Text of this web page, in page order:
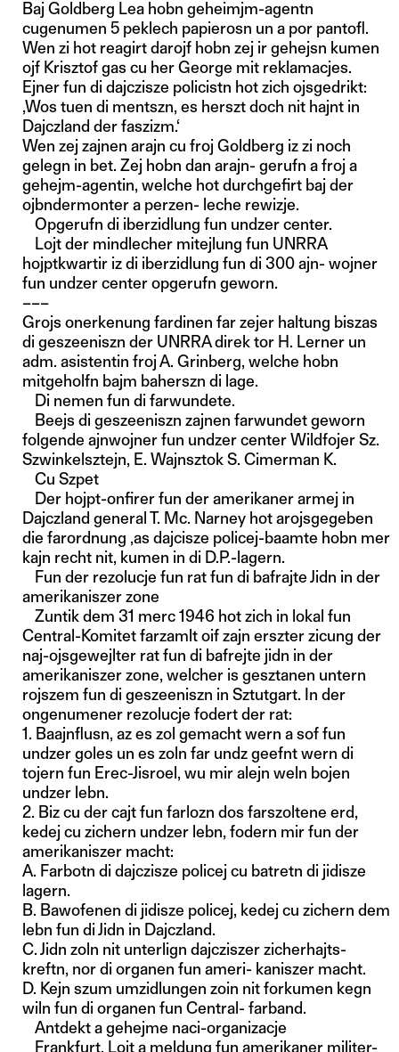
Baj Goldberg Lea hobn geheimjm-agentn
cugenumen 5 peklech papierosn un a por pantofl.
Wen zi hot reagirt darojf hobn zej ir gehejsn kumen
ojf Krisztof gas cu her George mit reklamacjes.
Ejner fun di dajczisze policistn hot zich ojsgedrikt:
,Wos tuen di mentszn, es herszt doch nit hajnt in
Dajczland der faszizm.‘
Wen zej zajnen arajn cu froj Goldberg iz zi noch
gelegn in bet. Zej hobn dan arajn- gerufn a froj a
gehejm-agentin, welche hot durchgefirt baj der
ojbndermonter a perzen- leche rewizje.
Opgerufn di iberzidlung fun undzer center.
Lojt der mindlecher mitejlung fun UNRRA
hojptkwartir iz di iberzidlung fun di 300 ajn- wojner
fun undzer center opgerufn geworn.
–––
Grojs onerkenung fardinen far zejer haltung biszas
di geszeeniszn der UNRRA direk tor H. Lerner un
adm. asistentin froj A. Grinberg, welche hobn
mitgeholfn bajm baherszn di lage.
Di nemen fun di farwundete.
Beejs di geszeeniszn zajnen farwundet geworn
folgende ajnwojner fun undzer center Wildfojer Sz.
Szwinkelsztejn, E. Wajnsztok S. Cimerman K.
Cu Szpet
Der hojpt-onfirer fun der amerikaner armej in
Dajczland general T. Mc. Narney hot arojsgegeben
die farordnung ,as dajcisze policej-baamte hobn mer
kajn recht nit, kumen in di D.P.-lagern.
Fun der rezolucje fun rat fun di bafrajte Jidn in der
amerikaniszer zone
Zuntik dem 31 merc 1946 hot zich in lokal fun
Central-Komitet farzamlt oif zajn erszter zicung der
naj-ojsgewejlter rat fun di bafrejte jidn in der
amerikaniszer zone, welcher is gesztanen untern
rojszem fun di geszeeniszn in Sztutgart. In der
ongenumener rezolucje fodert der rat:
1. Baajnflusn, az es zol gemacht wern a sof fun
undzer goles un es zoln far undz geefnt wern di
tojern fun Erec-Jisroel, wu mir alejn weln bojen
undzer lebn.
2. Biz cu der cajt fun farlozn dos farszoltene erd,
kedej cu zichern undzer lebn, fodern mir fun der
amerikaniszer macht:
A. Farbotn di dajczisze policej cu batretn di jidisze
lagern.
B. Bawofenen di jidisze policej, kedej cu zichern dem
lebn fun di Jidn in Dajczland.
C. Jidn zoln nit unterlign dajcziszer zicherhajts-
kreftn, nor di organen fun ameri- kaniszer macht.
D. Kejn szum umzidlungen zoin nit forkumen kegn
wiln fun di organen fun Central- farband.
Antdekt a gehejme naci-organizacje
Frankfurt. Lojt a meldung fun amerikaner militer-